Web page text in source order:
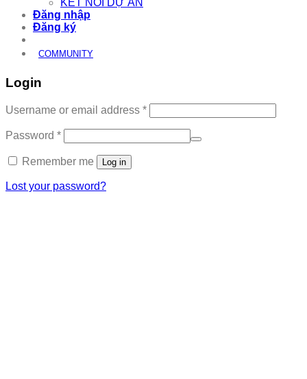
KẾT NỐI DỰ ÁN
Đăng nhập
Đăng ký
COMMUNITY
Login
Username or email address *Required
Password *Required
Remember me Log in
Lost your password?